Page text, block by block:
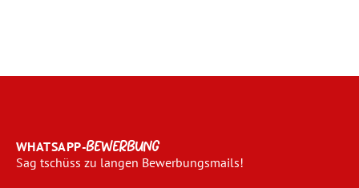
WHATSAPP-BEWERBUNG
Sag tschüss zu langen Bewerbungsmails!